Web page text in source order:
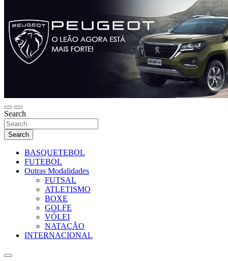
Search
Search
BASQUETEBOL
FUTEBOL
Outras Modalidades
FUTSAL
ATLETISMO
BOXE
GOLFE
VÓLEI
NATAÇÃO
INTERNACIONAL